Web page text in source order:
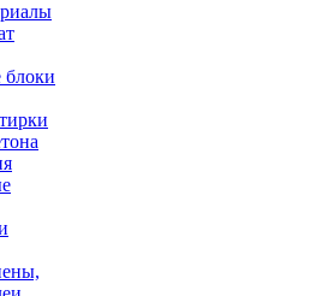
блоки